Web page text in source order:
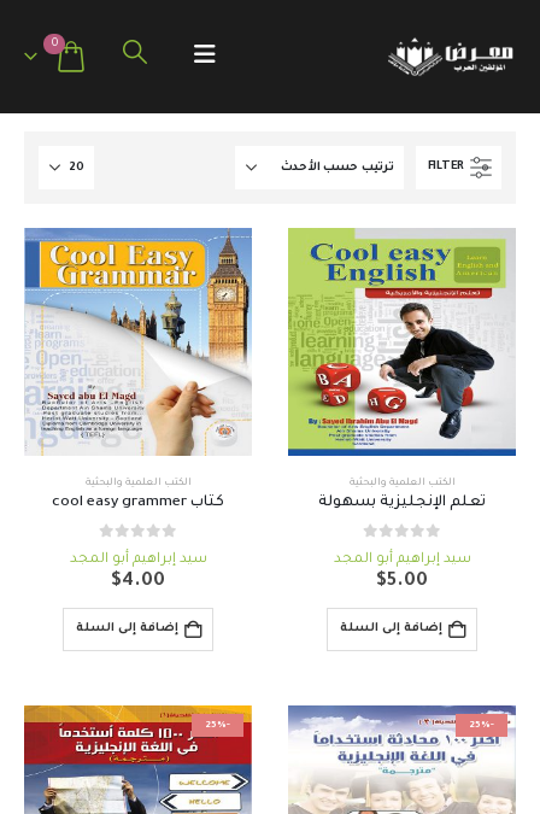
0
FILTER
الكتب العلمية والبحثية
تعلم الإنجليزية بسهولة
0
سيد إبراهيم أبو المجد
$5.00
إضافة إلى السلة
الكتب العلمية والبحثية
كتاب cool easy grammer
0
سيد إبراهيم أبو المجد
$4.00
إضافة إلى السلة
-25%
-25%